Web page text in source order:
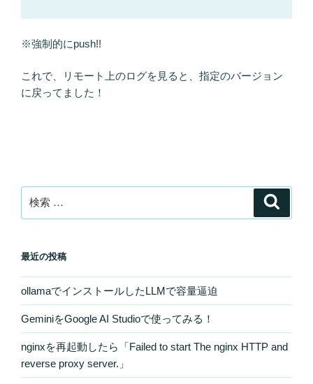
※強制的にpush!!
これで、リモート上のログを見ると、指定のバージョン
に戻ってました！
索:
最近の投稿
ollamaでインストールしたLLMで容量逼迫
GeminiをGoogle AI Studioで使ってみる！
nginxを再起動したら「Failed to start The nginx HTTP and
reverse proxy server.」